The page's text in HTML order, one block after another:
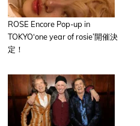
ROSE Encore Pop-up in
TOKYO‘one year of rosie’開催決
定！